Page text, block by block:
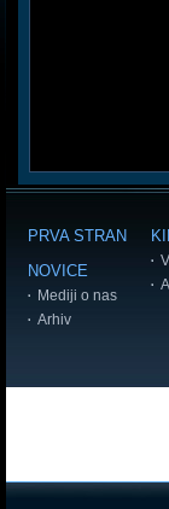
PRVA STRAN
NOVICE
Mediji o nas
Arhiv